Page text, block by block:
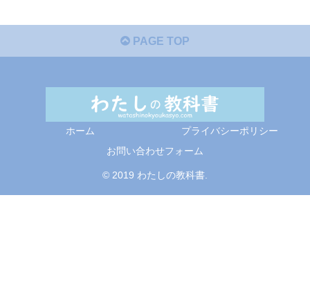
PAGE TOP
ホーム
プライバシーポリシー
お問い合わせフォーム
© 2019 わたしの教科書.